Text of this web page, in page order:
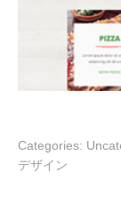
Categories:
デザイン